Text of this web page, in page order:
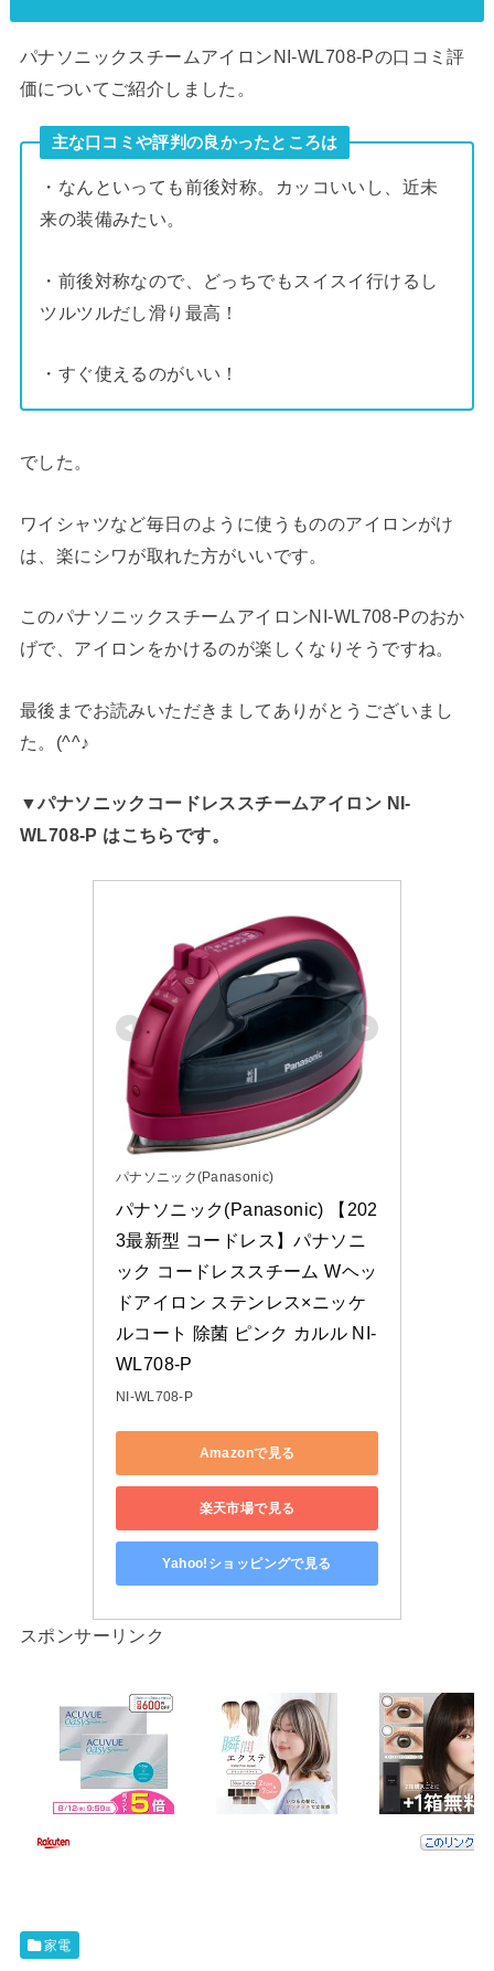
パナソニックスチームアイロンNI-WL708-Pの口コミ評
価についてご紹介しました。
主な口コミや評判の良かったところは
・なんといっても前後対称。カッコいいし、近未
来の装備みたい。
・前後対称なので、どっちでもスイスイ行けるし
ツルツルだし滑り最高！
・すぐ使えるのがいい！
でした。
ワイシャツなど毎日のように使うもののアイロンがけ
は、楽にシワが取れた方がいいです。
このパナソニックスチームアイロンNI-WL708-Pのおか
げで、アイロンをかけるのが楽しくなりそうですね。
最後までお読みいただきましてありがとうございまし
た。(^^♪
▼パナソニックコードレススチームアイロン NI-
WL708-P はこちらです。
パナソニック(Panasonic)
パナソニック(Panasonic) 【202
3最新型 コードレス】パナソニ
ック コードレススチーム Wヘッ
ドアイロン ステンレス×ニッケ
ルコート 除菌 ピンク カルル NI-
WL708-P
NI-WL708-P
Amazonで見る
楽天市場で見る
Yahoo!ショッピングで見る
スポンサーリンク
家電